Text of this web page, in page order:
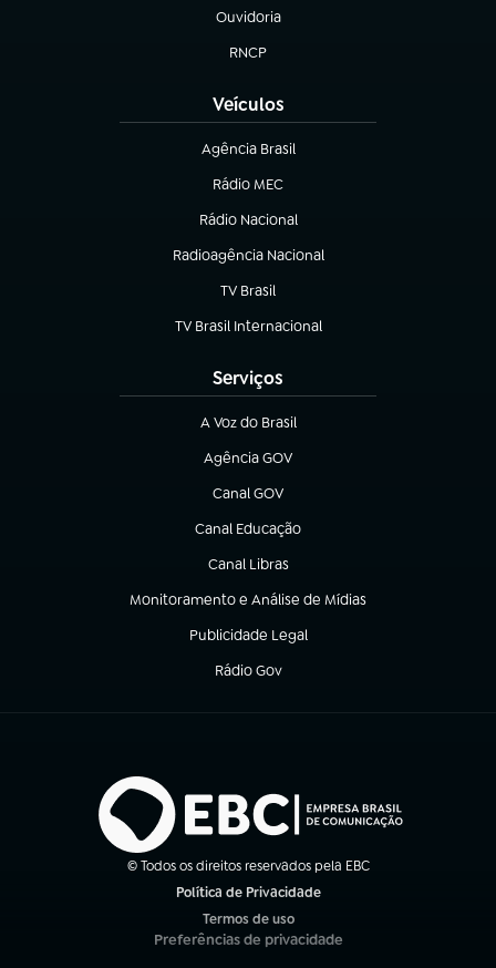
Ouvidoria
(abre em nova aba)
RNCP
(abre em nova aba)
Veículos
Agência Brasil
(abre em nova aba)
Rádio MEC
(abre em nova aba)
Rádio Nacional
Radioagência Nacional
(abre em nova aba)
TV Brasil
(abre em nova aba)
TV Brasil Internacional
(abre em nova aba)
Serviços
A Voz do Brasil
(abre em nova aba)
Agência GOV
(abre em nova aba)
Canal GOV
(abre em nova aba)
Canal Educação
(abre em nova aba)
Canal Libras
(abre em nova aba)
Monitoramento e Análise de Mídias
(abre em nova aba)
Publicidade Legal
(abre em nova aba)
Rádio Gov
(abre em nova aba)
© Todos os direitos reservados pela EBC
Política de Privacidade
Termos de uso
(abre em nova aba)
Preferências de privacidade